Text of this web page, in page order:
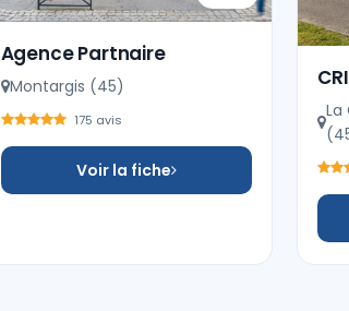
Agence Partnaire
Montargis (45)
175 avis
Voir la fiche
La